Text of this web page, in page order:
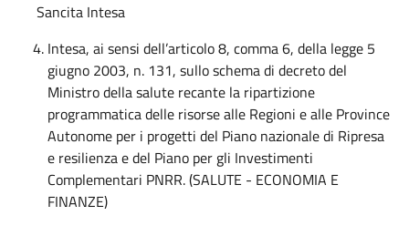
Sancita Intesa
Intesa, ai sensi dell’articolo 8, comma 6, della legge 5
giugno 2003, n. 131, sullo schema di decreto del
Ministro della salute recante la ripartizione
programmatica delle risorse alle Regioni e alle Province
Autonome per i progetti del Piano nazionale di Ripresa
e resilienza e del Piano per gli Investimenti
Complementari PNRR. (SALUTE - ECONOMIA E
FINANZE)